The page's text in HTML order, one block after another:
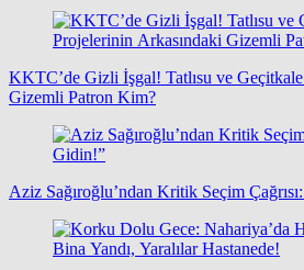
KKTC’de Gizli İşgal! Tatlısu ve
Gizemli Patron Kim?
Aziz Sağıroğlu’ndan Kritik Seçim